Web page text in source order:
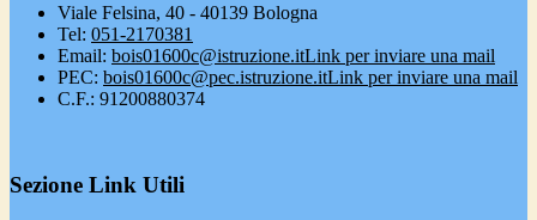
Viale Felsina, 40 - 40139 Bologna
Tel: 051-2170381
Email: bois01600c@istruzione.itLink per inviare una mail
PEC: bois01600c@pec.istruzione.itLink per inviare una mail
C.F.: 91200880374
Sezione Link Utili